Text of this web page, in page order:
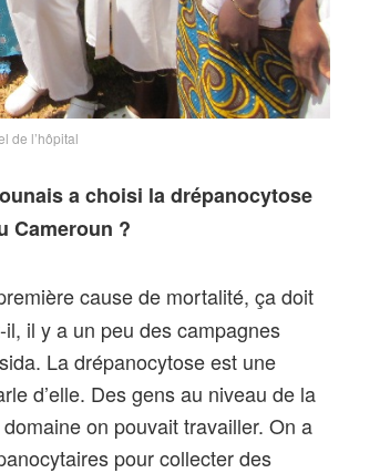
de l’hôpital
a choisi la drépanocytose
Cameroun ?
cause de mortalité, ça doit
il y a un peu des campagnes
La drépanocytose est une
d’elle. Des gens au niveau de la
on pouvait travailler. On a
pour collecter des